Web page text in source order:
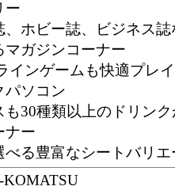
ー
、ホビー誌、ビジネス
マガジンコーナー
インゲームも快適プレ
パソコン
も30種類以上のドリン
ナー
べる豊富なシートバリ
KOMATSU